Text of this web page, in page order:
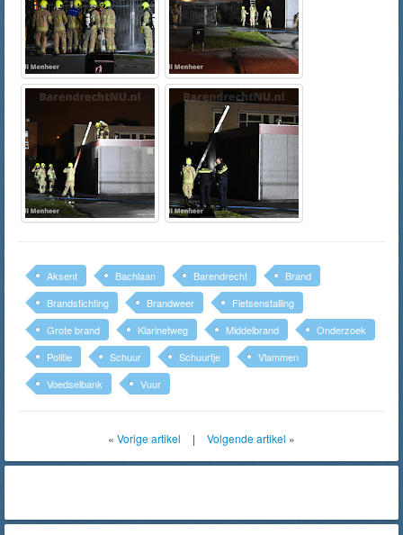
Aksent Bachlaan Barendrecht
Brand
Brandstichting
Brandweer
Fietsenstalling
Grote brand
Klarinetweg Middelbrand
Onderzoek
Politie
Schuur Schuurtje
Vlammen
Voedselbank
Vuur
« Vorige artikel | Volgende artikel »